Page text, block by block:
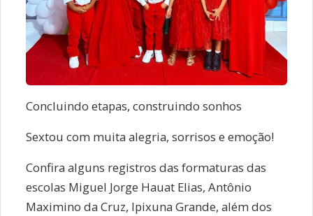
Concluindo etapas, construindo sonhos
Sextou com muita alegria, sorrisos e emoção!
Confira alguns registros das formaturas das
escolas Miguel Jorge Hauat Elias, Antônio
Maximino da Cruz, Ipixuna Grande, além dos